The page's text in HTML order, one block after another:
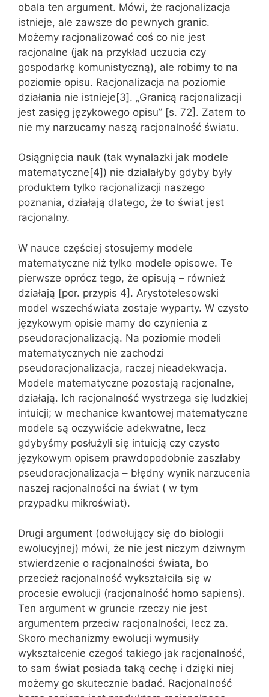
obala ten argument. Mówi, że racjonalizacja
istnieje, ale zawsze do pewnych granic.
Możemy racjonalizować coś co nie jest
racjonalne (jak na przykład uczucia czy
gospodarkę komunistyczną), ale robimy to na
poziomie opisu. Racjonalizacja na poziomie
działania nie istnieje[3]. „Granicą racjonalizacji
jest zasięg językowego opisu” [s. 72]. Zatem to
nie my narzucamy naszą racjonalność światu.
Osiągnięcia nauk (tak wynalazki jak modele
matematyczne[4]) nie działałyby gdyby były
produktem tylko racjonalizacji naszego
poznania, działają dlatego, że to świat jest
racjonalny.
W nauce częściej stosujemy modele
matematyczne niż tylko modele opisowe. Te
pierwsze oprócz tego, że opisują – również
działają [por. przypis 4]. Arystotelesowski
model wszechświata zostaje wyparty. W czysto
językowym opisie mamy do czynienia z
pseudoracjonalizacją. Na poziomie modeli
matematycznych nie zachodzi
pseudoracjonalizacja, raczej nieadekwacja.
Modele matematyczne pozostają racjonalne,
działają. Ich racjonalność wystrzega się ludzkiej
intuicji; w mechanice kwantowej matematyczne
modele są oczywiście adekwatne, lecz
gdybyśmy posłużyli się intuicją czy czysto
językowym opisem prawdopodobnie zaszłaby
pseudoracjonalizacja – błędny wynik narzucenia
naszej racjonalności na świat ( w tym
przypadku mikroświat).
Drugi argument (odwołujący się do biologii
ewolucyjnej) mówi, że nie jest niczym dziwnym
stwierdzenie o racjonalności świata, bo
przecież racjonalność wykształciła się w
procesie ewolucji (racjonalność homo sapiens).
Ten argument w gruncie rzeczy nie jest
argumentem przeciw racjonalności, lecz za.
Skoro mechanizmy ewolucji wymusiły
wykształcenie czegoś takiego jak racjonalność,
to sam świat posiada taką cechę i dzięki niej
możemy go skutecznie badać. Racjonalność